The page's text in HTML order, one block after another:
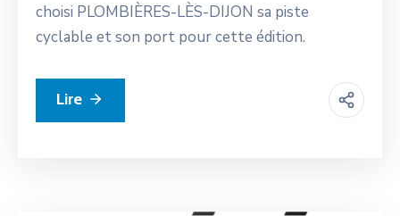
choisi PLOMBIÈRES-LÈS-DIJON sa piste
cyclable et son port pour cette édition.
Lire